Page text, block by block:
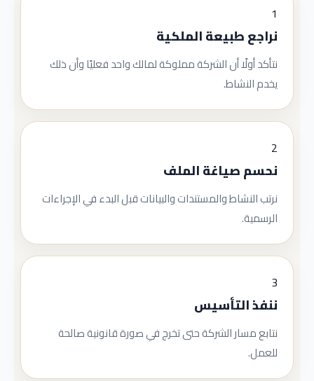
1
نراجع طبيعة الملكية
نتأكد أولًا أن الشركة مملوكة لمالك واحد فعليًا وأن ذلك
يخدم النشاط.
2
نحسم صياغة الملف
نرتب النشاط والمستندات والبيانات قبل البدء في الإجراءات
الرسمية.
3
ننفذ التأسيس
نتابع مسار الشركة حتى تخرج في صورة قانونية صالحة
للعمل.